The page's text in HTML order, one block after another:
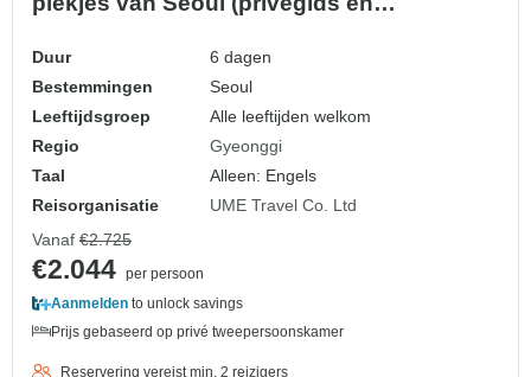
Duur
6 dagen
Bestemmingen
Seoul
Leeftijdsgroep
Alle leeftijden welkom
Regio
Gyeonggi
Taal
Alleen: Engels
Reisorganisatie
UME Travel Co. Ltd
Vanaf €2.725
€2.044 per persoon
Aanmelden to unlock savings
Prijs gebaseerd op privé tweepersoonskamer
Reservering vereist min. 2 reizigers